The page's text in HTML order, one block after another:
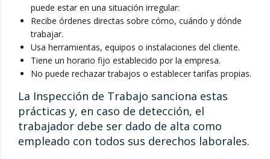
puede estar en una situación irregular:
Recibe órdenes directas sobre cómo, cuándo y dónde
trabajar.
Usa herramientas, equipos o instalaciones del cliente.
Tiene un horario fijo establecido por la empresa.
No puede rechazar trabajos o establecer tarifas propias.
La Inspección de Trabajo sanciona estas
prácticas y, en caso de detección, el
trabajador debe ser dado de alta como
empleado con todos sus derechos laborales.